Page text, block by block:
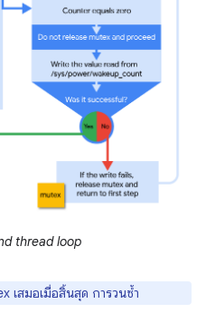
thread loop
เสมอเมื่อสิ้นสุด การวนซ้ำ